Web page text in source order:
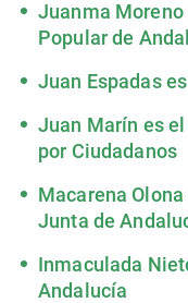
Juanma
Popular de
Juan Espadas
Juan Marín es
por Ciudadanos
Macarena
Junta de
Inmaculada
Andalucía